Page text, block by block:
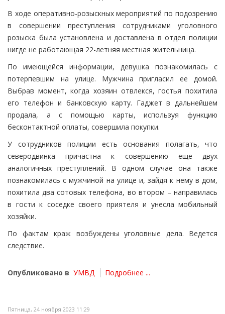
В ходе оперативно-розыскных мероприятий по подозрению
в совершении преступления сотрудниками уголовного
розыска была установлена и доставлена в отдел полиции
нигде не работающая 22-летняя местная жительница.
По имеющейся информации, девушка познакомилась с
потерпевшим на улице. Мужчина пригласил ее домой.
Выбрав момент, когда хозяин отвлекся, гостья похитила
его телефон и банковскую карту. Гаджет в дальнейшем
продала, а с помощью карты, используя функцию
бесконтактной оплаты, совершила покупки.
У сотрудников полиции есть основания полагать, что
северодвинка причастна к совершению еще двух
аналогичных преступлений. В одном случае она также
познакомилась с мужчиной на улице и, зайдя к нему в дом,
похитила два сотовых телефона, во втором – направилась
в гости к соседке своего приятеля и унесла мобильный
хозяйки.
По фактам краж возбуждены уголовные дела. Ведется
следствие.
Опубликовано в УМВД Подробнее ...
Пятница, 24 ноября 2023 11:29